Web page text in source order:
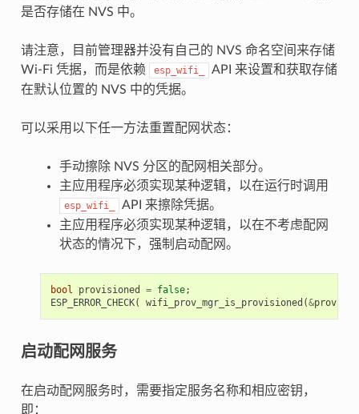
是否存储在 NVS 中。
请注意，目前管理器并没有自己的 NVS 命名空间来存储
Wi-Fi 凭据，而是依赖
esp_wifi_
API 来设置和获取存储
在默认位置的 NVS 中的凭据。
可以采用以下任一方法重置配网状态：
手动擦除 NVS 分区的配网相关部分。
主应用程序必须实现某种逻辑，以在运行时调用
esp_wifi_
API 来擦除凭据。
主应用程序必须实现某种逻辑，以在不考虑配网
状态的情况下，强制启动配网。
bool provisioned = false;
ESP_ERROR_CHECK( wifi_prov_mgr_is_provisioned (&
启动配网服务
在启动配网服务时，需要指定服务名称和相应密钥，
即：